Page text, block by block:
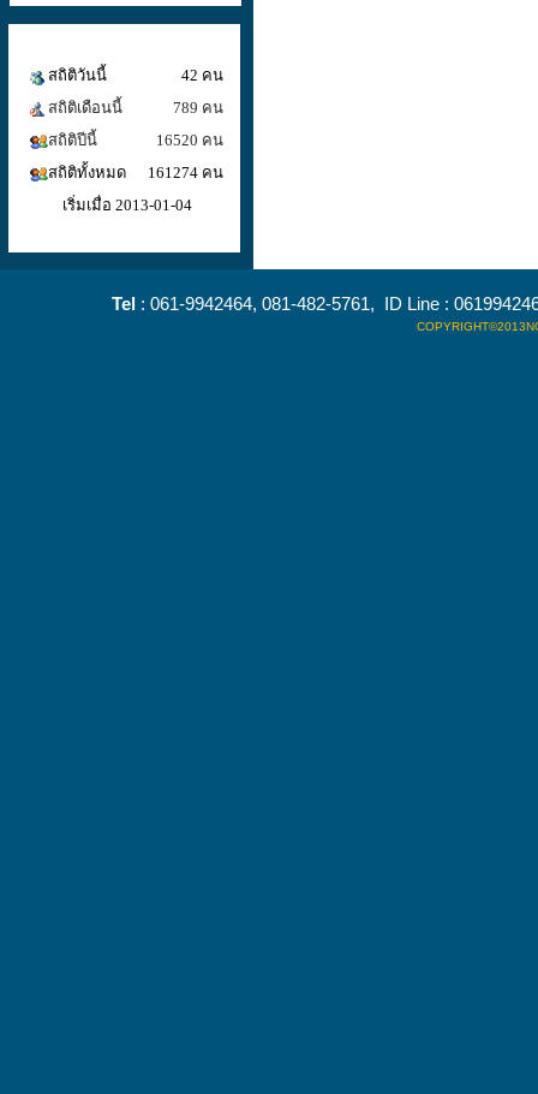
สถิติวันนี้
42 คน
สถิติเดือนนี้
789 คน
สถิติปีนี้
16520 คน
สถิติทั้งหมด
161274 คน
เริ่มเมื่อ 2013-01-04
Tel : 061-9942464, 081-482-5761, ID Line :